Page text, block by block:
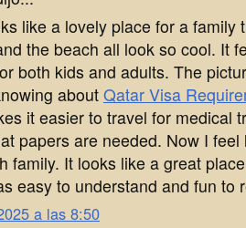
like a lovely place for a family
the beach all look so cool. It
both kids and adults. The
about Qatar Visa
it easier to travel for medical
papers are needed. Now I feel
family. It looks like a great
easy to understand and fun to
a las 8:50